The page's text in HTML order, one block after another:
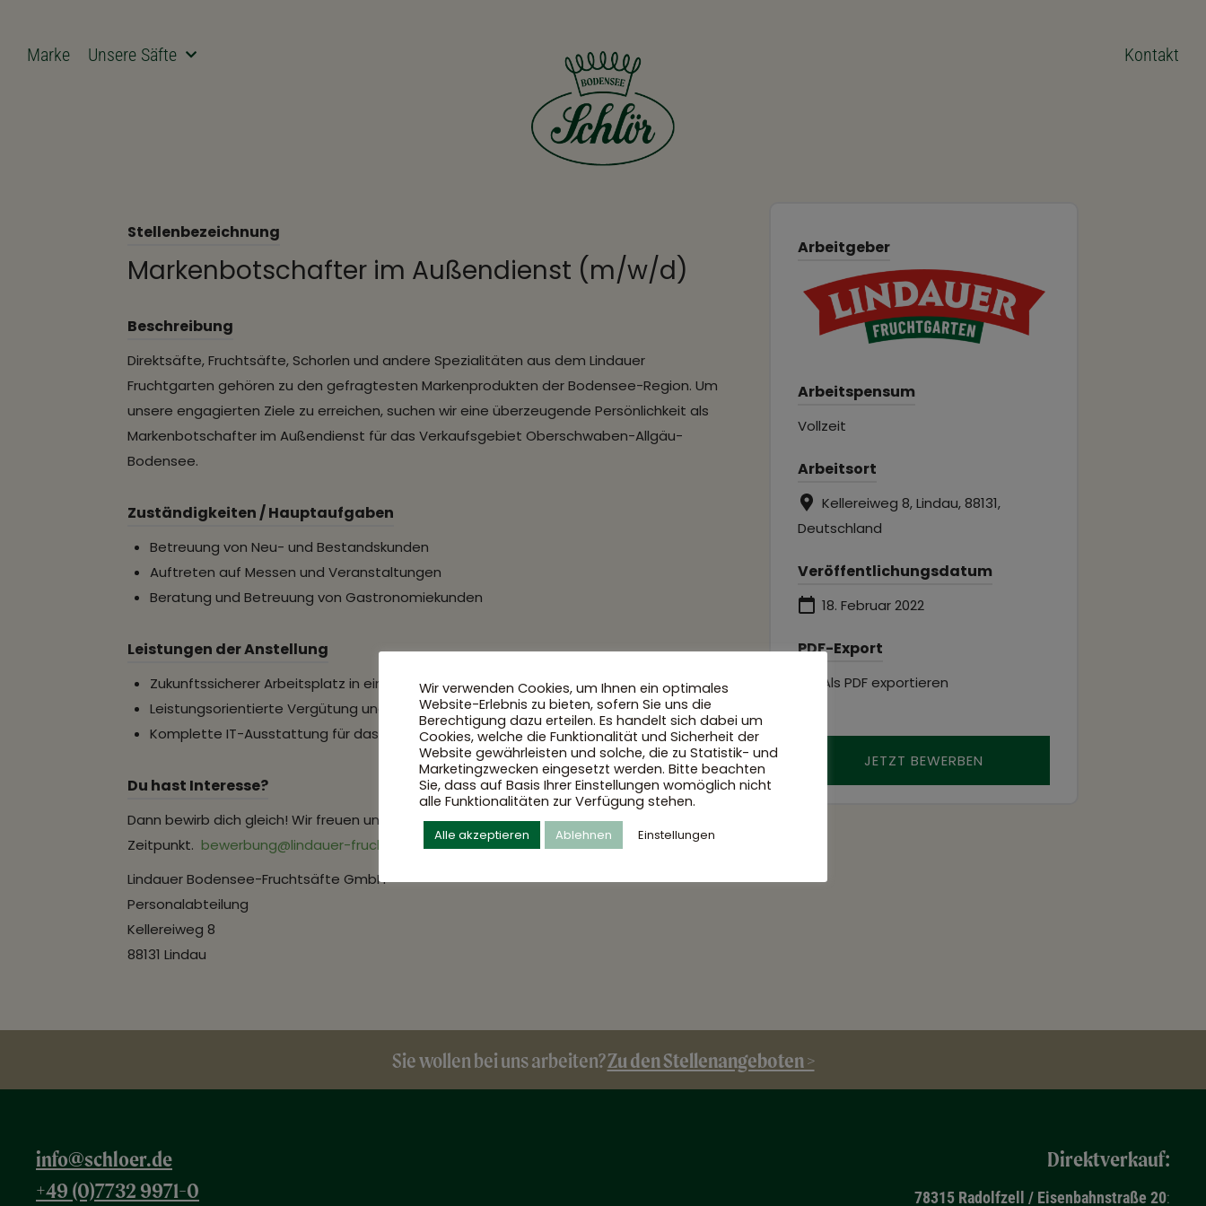
Marke Unsere Säfte Kontakt
Stellenbezeichnung
Markenbotschafter im Außendienst (m/w/d)
Beschreibung
Direktsäfte, Fruchtsäfte, Schorlen und andere Spezialitäten aus dem Lindauer
Fruchtgarten gehören zu den gefragtesten Markenprodukten der Bodensee-Region. Um
unsere engagierten Ziele zu erreichen, suchen wir eine überzeugende Persönlichkeit als
Markenbotschafter im Außendienst für das Verkaufsgebiet Oberschwaben-Allgäu-
Bodensee.
Zuständigkeiten / Hauptaufgaben
Betreuung von Neu- und Bestandskunden
Auftreten auf Messen und Veranstaltungen
Beratung und Betreuung von Gastronomiekunden
Leistungen der Anstellung
Zukunftssicherer Arbeitsplatz in einem Familienunternehmen
Leistungsorientierte Vergütung und Firmenwagen
Komplette IT-Ausstattung für das Home-Office
Du hast Interesse?
Dann bewirb dich gleich! Wir freuen uns auf deine Mitarbeit zum ehestmöglichen
Zeitpunkt. bewerbung@lindauer-fruchtsaefte.de
Lindauer Bodensee-Fruchtsäfte GmbH
Personalabteilung
Kellereiweg 8
88131 Lindau
Arbeitgeber
Arbeitspensum
Vollzeit
Arbeitsort
Kellereiweg 8, Lindau, 88131,
Deutschland
Veröffentlichungsdatum
18. Februar 2022
PDF-Export
Als PDF exportieren
JETZT BEWERBEN
Sie wollen bei uns arbeiten?Zu den Stellenangeboten >
info@schloer.de
+49 (0)7732 9971-0
Direktverkauf:
78315 Radolfzell / Eisenbahnstraße 20:
Wir verwenden Cookies, um Ihnen ein optimales
Website-Erlebnis zu bieten, sofern Sie uns die
Berechtigung dazu erteilen. Es handelt sich dabei um
Cookies, welche die Funktionalität und Sicherheit der
Website gewährleisten und solche, die zu Statistik- und
Marketingzwecken eingesetzt werden. Bitte beachten
Sie, dass auf Basis Ihrer Einstellungen womöglich nicht
alle Funktionalitäten zur Verfügung stehen.
Alle akzeptieren Ablehnen Einstellungen